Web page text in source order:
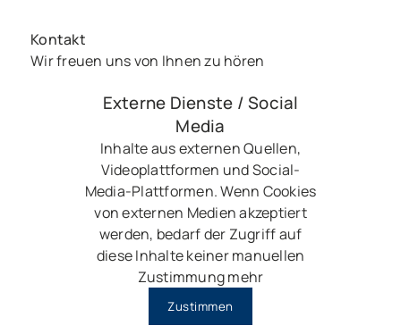
Kontakt
Wir freuen uns von Ihnen zu hören
Externe Dienste / Social
Media
Inhalte aus externen Quellen,
Videoplattformen und Social-
Media-Plattformen. Wenn Cookies
von externen Medien akzeptiert
werden, bedarf der Zugriff auf
diese Inhalte keiner manuellen
Zustimmung mehr
Zustimmen